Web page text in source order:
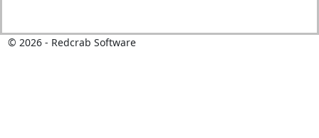
© 2026 - Redcrab Software